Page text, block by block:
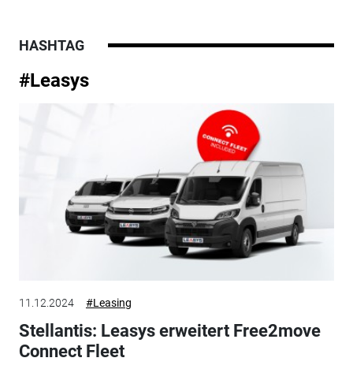
HASHTAG
#Leasys
11.12.2024 #Leasing
Stellantis: Leasys erweitert Free2move
Connect Fleet